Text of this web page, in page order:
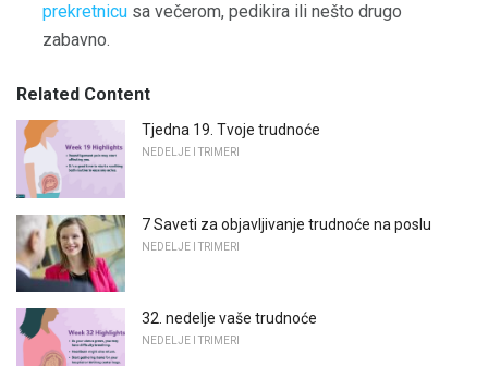
prekretnicu sa večerom, pedikira ili nešto drugo
zabavno.
Related Content
Tjedna 19. Tvoje trudnoće
NEDELJE I TRIMERI
7 Saveti za objavljivanje trudnoće na poslu
NEDELJE I TRIMERI
32. nedelje vaše trudnoće
NEDELJE I TRIMERI